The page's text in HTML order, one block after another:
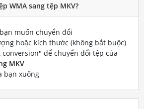
WMA sang tệp MKV?
muốn chuyển đổi
hoặc kích thước (không bắt buộc)
conversion" để chuyển đổi tệp của
MKV
bạn xuống